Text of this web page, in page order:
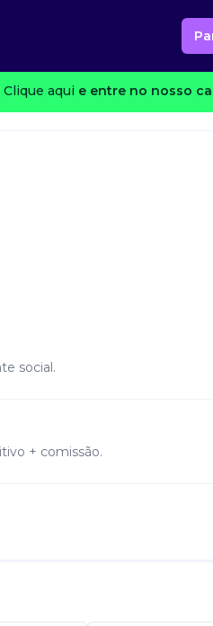
Clique aqui e entre no nosso
social.
+ comissão.